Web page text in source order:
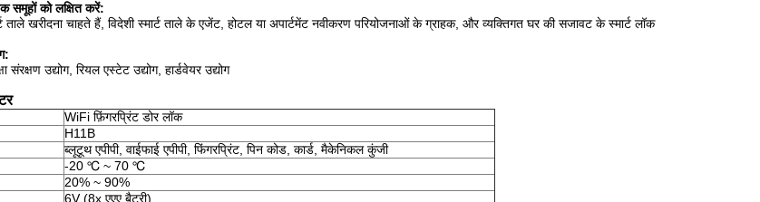
समूहों को लक्षित करें:
ताले खरीदना चाहते हैं, विदेशी स्मार्ट ताले के एजेंट, होटल या अपार्टमेंट नवीकरण परियोजनाओं के ग्राहक, और व्यक्तिगत घर की सजावट के स्मार्ट लॉक
संरक्षण उद्योग, रियल एस्टेट उद्योग, हार्डवेयर उद्योग
WiFi फ़िंगरप्रिंट डोर लॉक
H11B
ब्लूटूथ एपीपी, वाईफाई एपीपी, फिंगरप्रिंट, पिन कोड, कार्ड, मैकेनिकल कुंजी
-20 ℃ ~ 70 ℃
20% ~ 90%
6V (8x एएए बैटरी)